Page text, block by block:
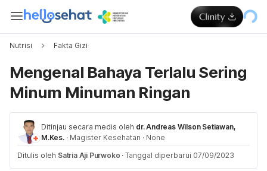
Nutrisi Fakta Gizi
Mengenal Bahaya Terlalu Sering
Minum Minuman Ringan
Ditinjau secara medis oleh dr. Andreas Wilson Setiawan,
M.Kes. · Magister Kesehatan · None
Ditulis oleh Satria Aji Purwoko · Tanggal diperbarui 07/09/2023